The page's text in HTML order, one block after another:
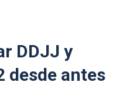
DDJJ y
desde antes